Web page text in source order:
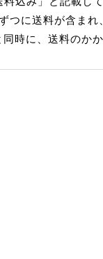
つに送料が含ま
時に、送料のか